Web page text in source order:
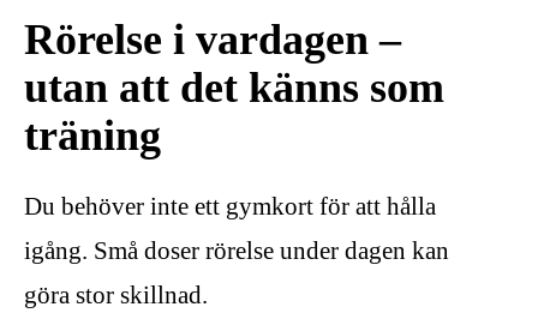
Rörelse i vardagen –
utan att det känns som
träning
Du behöver inte ett gymkort för att hålla
igång. Små doser rörelse under dagen kan
göra stor skillnad.